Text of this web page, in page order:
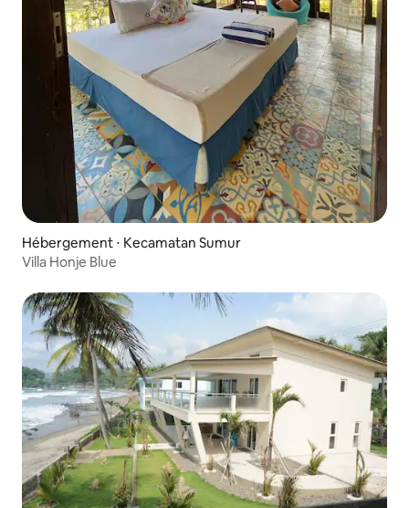
Hébergement ⋅ Kecamatan Sumur
Villa Honje Blue